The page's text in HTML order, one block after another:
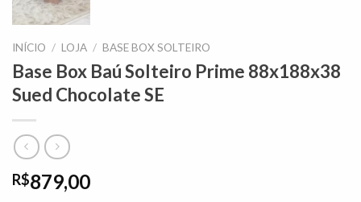
INÍCIO / LOJA / BASE BOX SOLTEIRO
Base Box Baú Solteiro Prime 88x188x38
Sued Chocolate SE
R$879,00